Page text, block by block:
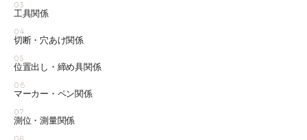
03
工具関係
04
切断・穴あけ関係
05
位置出し・締め具関係
06
マーカー・ペン関係
07
測位・測量関係